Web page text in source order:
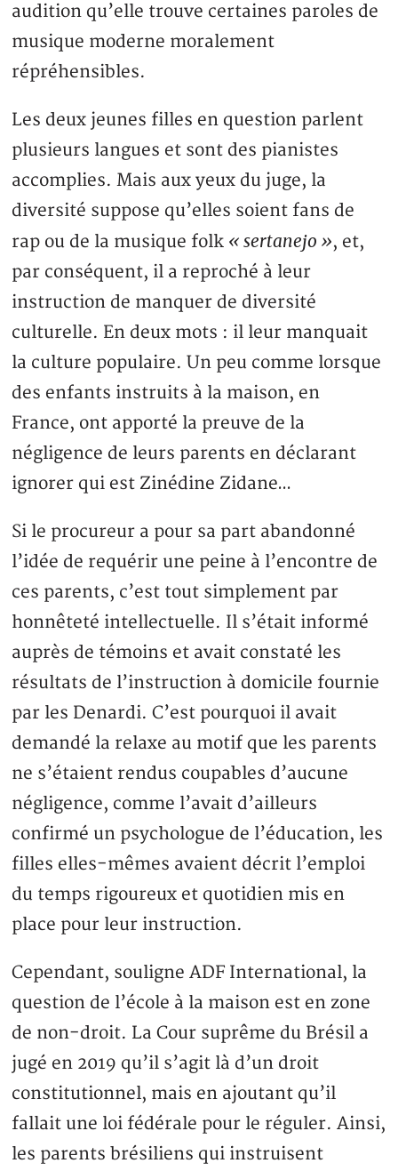
audition qu’elle trouve certaines paroles de
musique moderne moralement
répréhensibles.
Les deux jeunes filles en question parlent
plusieurs langues et sont des pianistes
accomplies. Mais aux yeux du juge, la
diversité suppose qu’elles soient fans de
rap ou de la musique folk « sertanejo », et,
par conséquent, il a reproché à leur
instruction de manquer de diversité
culturelle. En deux mots : il leur manquait
la culture populaire. Un peu comme lorsque
des enfants instruits à la maison, en
France, ont apporté la preuve de la
négligence de leurs parents en déclarant
ignorer qui est Zinédine Zidane…
Si le procureur a pour sa part abandonné
l’idée de requérir une peine à l’encontre de
ces parents, c’est tout simplement par
honnêteté intellectuelle. Il s’était informé
auprès de témoins et avait constaté les
résultats de l’instruction à domicile fournie
par les Denardi. C’est pourquoi il avait
demandé la relaxe au motif que les parents
ne s’étaient rendus coupables d’aucune
négligence, comme l’avait d’ailleurs
confirmé un psychologue de l’éducation, les
filles elles-mêmes avaient décrit l’emploi
du temps rigoureux et quotidien mis en
place pour leur instruction.
Cependant, souligne ADF International, la
question de l’école à la maison est en zone
de non-droit. La Cour suprême du Brésil a
jugé en 2019 qu’il s’agit là d’un droit
constitutionnel, mais en ajoutant qu’il
fallait une loi fédérale pour le réguler. Ainsi,
les parents brésiliens qui instruisent